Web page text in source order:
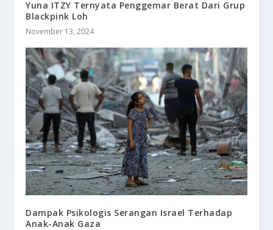
Yuna ITZY Ternyata Penggemar Berat Dari Grup
Blackpink Loh
November 13, 2024
Dampak Psikologis Serangan Israel Terhadap
Anak-Anak Gaza